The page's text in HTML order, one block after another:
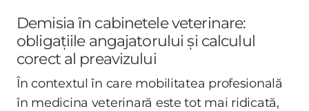
Demisia în cabinetele veterinare:
obligațiile angajatorului și calculul
corect al preavizului
În contextul în care mobilitatea profesională
în medicina veterinară este tot mai ridicată,